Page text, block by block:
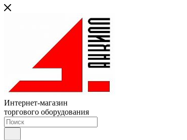
Интернет-магазин
торгового оборудования